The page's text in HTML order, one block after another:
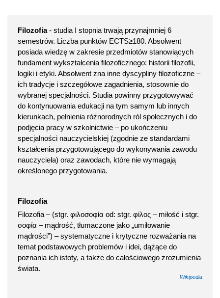
Filozofia- studia I stopnia trwają przynajmniej 6
semestrów. Liczba punktów ECTS≥180. Absolwent
posiada wiedzę w zakresie przedmiotów stanowiących
fundament wykształcenia filozoficznego: historii filozofii,
logiki i etyki. Absolwent zna inne dyscypliny filozoficzne –
ich tradycje i szczegółowe zagadnienia, stosownie do
wybranej specjalności. Studia powinny przygotowywać
do kontynuowania edukacji na tym samym lub innych
kierunkach, pełnienia różnorodnych ról społecznych i do
podjęcia pracy w szkolnictwie – po ukończeniu
specjalności nauczycielskiej (zgodnie ze standardami
kształcenia przygotowującego do wykonywania zawodu
nauczyciela) oraz zawodach, które nie wymagają
określonego przygotowania.
Filozofia
Filozofia – (stgr. φιλοσοφία od: stgr. φίλος – miłość i stgr.
σοφία – mądrość, tłumaczone jako „umiłowanie
mądrości”) – systematyczne i krytyczne rozważania na
temat podstawowych problemów i idei, dążące do
poznania ich istoty, a także do całościowego zrozumienia
świata.
Wikipedia